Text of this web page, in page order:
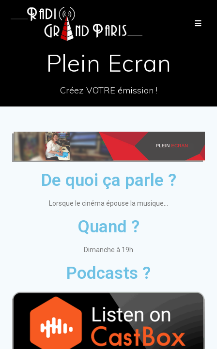
Plein Ecran
Créez VOTRE émission !
De quoi ça parle ?
Lorsque le cinéma épouse la musique…
Quand ?
Dimanche à 19h
Podcasts ?